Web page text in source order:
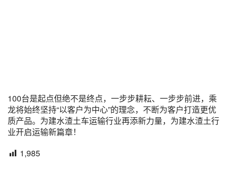
100台是起点但绝不是终点，一步步耕耘、一步步前进，乘
龙将始终坚持“以客户为中心”的理念，不断为客户打造更优
质产品。为建水渣土车运输行业再添新力量，为建水渣土行
业开启运输新篇章！
1,985